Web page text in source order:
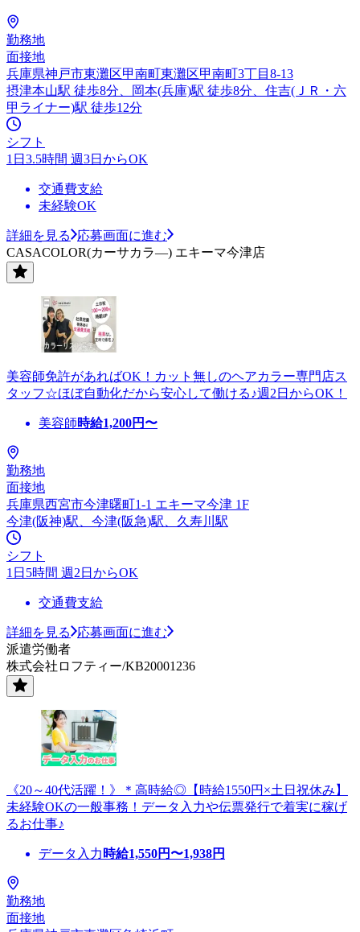
勤務地
面接地
兵庫県神戸市東灘区甲南町東灘区甲南町3丁目8-13
摂津本山駅 徒歩8分、岡本(兵庫)駅 徒歩8分、住吉(ＪＲ・六
甲ライナー)駅 徒歩12分
シフト
1日3.5時間 週3日からOK
交通費支給
未経験OK
詳細を見る
応募画面に進む
CASACOLOR(カーサカラ―) エキーマ今津店
美容師免許があればOK！カット無しのヘアカラー専門店ス
タッフ☆ほぼ自動化だから安心して働ける♪週2日からOK！
美容師時給1,200円〜
勤務地
面接地
兵庫県西宮市今津曙町1-1 エキーマ今津 1F
今津(阪神)駅、今津(阪急)駅、久寿川駅
シフト
1日5時間 週2日からOK
交通費支給
詳細を見る
応募画面に進む
派遣労働者
株式会社ロフティー/KB20001236
《20～40代活躍！》＊高時給◎【時給1550円×土日祝休み】
未経験OKの一般事務！データ入力や伝票発行で着実に稼げ
るお仕事♪
データ入力 時給1,550円〜1,938円
勤務地
面接地